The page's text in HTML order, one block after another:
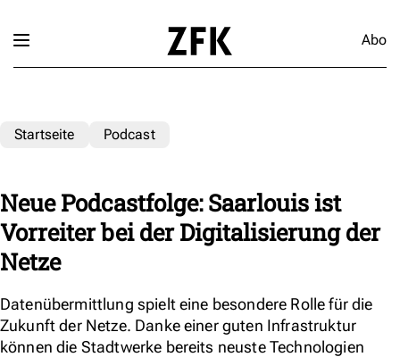
Abo
Startseite Podcast
Neue Podcastfolge: Saarlouis ist
Vorreiter bei der Digitalisierung der
Netze
Datenübermittlung spielt eine besondere Rolle für die
Zukunft der Netze. Danke einer guten Infrastruktur
können die Stadtwerke bereits neuste Technologien